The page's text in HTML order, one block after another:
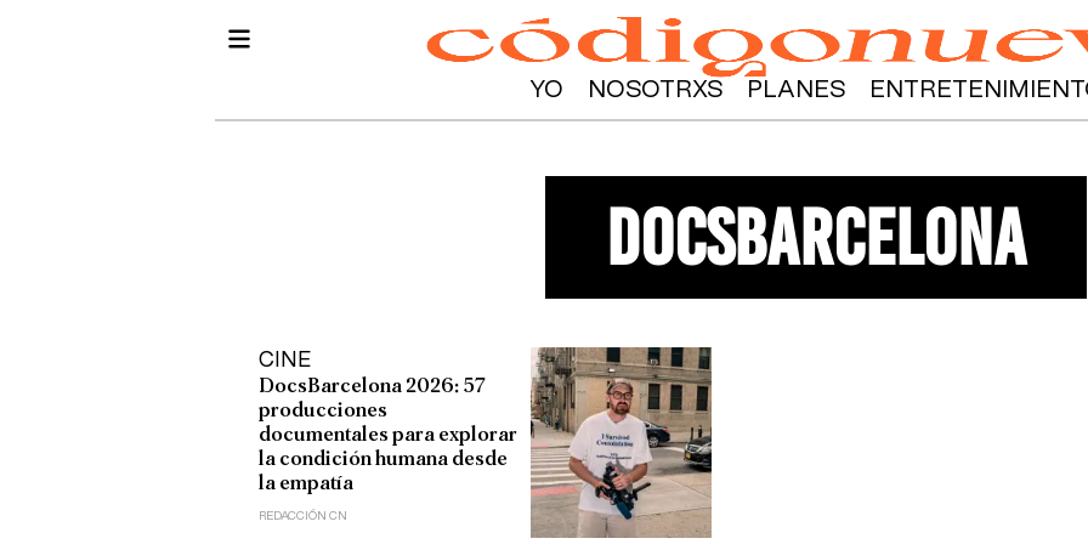
YO NOSOTRXS PLANES
DocsBarcelona
CINE
DocsBarcelona 2026: 57
producciones
documentales para explorar
la condición humana desde
la empatía
REDACCIÓN CN